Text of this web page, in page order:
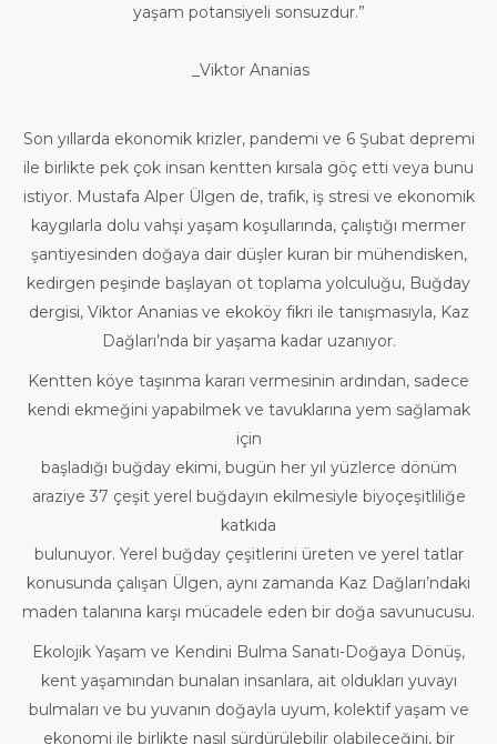
yaşam potansiyeli sonsuzdur.”
_Viktor Ananias
Son yıllarda ekonomik krizler, pandemi ve 6 Şubat depremi
ile birlikte pek çok insan kentten kırsala göç etti veya bunu
istiyor. Mustafa Alper Ülgen de, trafik, iş stresi ve ekonomik
kaygılarla dolu vahşi yaşam koşullarında, çalıştığı mermer
şantiyesinden doğaya dair düşler kuran bir mühendisken,
kedirgen peşinde başlayan ot toplama yolculuğu, Buğday
dergisi, Viktor Ananias ve ekoköy fikri ile tanışmasıyla, Kaz
Dağları’nda bir yaşama kadar uzanıyor.
Kentten köye taşınma kararı vermesinin ardından, sadece
kendi ekmeğini yapabilmek ve tavuklarına yem sağlamak
için
başladığı buğday ekimi, bugün her yıl yüzlerce dönüm
araziye 37 çeşit yerel buğdayın ekilmesiyle biyoçeşitliliğe
katkıda
bulunuyor. Yerel buğday çeşitlerini üreten ve yerel tatlar
konusunda çalışan Ülgen, aynı zamanda Kaz Dağları’ndaki
maden talanına karşı mücadele eden bir doğa savunucusu.
Ekolojik Yaşam ve Kendini Bulma Sanatı-Doğaya Dönüş,
kent yaşamından bunalan insanlara, ait oldukları yuvayı
bulmaları ve bu yuvanın doğayla uyum, kolektif yaşam ve
ekonomi ile birlikte nasıl sürdürülebilir olabileceğini, bir